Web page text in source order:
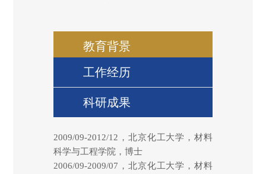
教育背景
工作经历
科研成果
2009/09-2012/12，北京化工大学，材料
科学与工程学院，博士
2006/09-2009/07，北京化工大学，材料